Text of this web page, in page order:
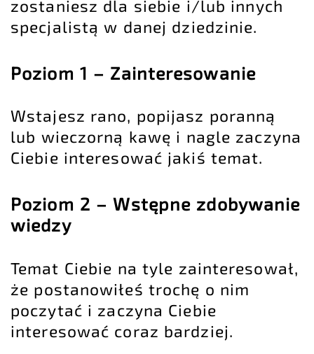
zostaniesz dla siebie i/lub innych
specjalistą w danej dziedzinie.
Poziom 1 – Zainteresowanie
Wstajesz rano, popijasz poranną
lub wieczorną kawę i nagle zaczyna
Ciebie interesować jakiś temat.
Poziom 2 – Wstępne zdobywanie
wiedzy
Temat Ciebie na tyle zainteresował,
że postanowiłeś trochę o nim
poczytać i zaczyna Ciebie
interesować coraz bardziej.